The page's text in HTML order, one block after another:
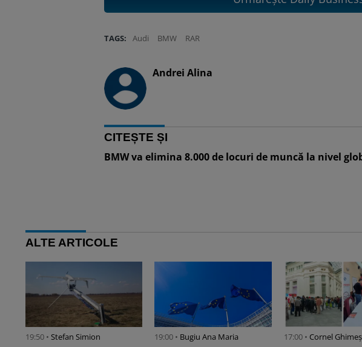
TAGS: Audi BMW RAR
Andrei Alina
CITEȘTE ȘI
BMW va elimina 8.000 de locuri de muncă la nivel
ALTE ARTICOLE
19:50 • Stefan Simion 19:00 • Bugiu ⁠Ana Maria 17:00 • Cornel